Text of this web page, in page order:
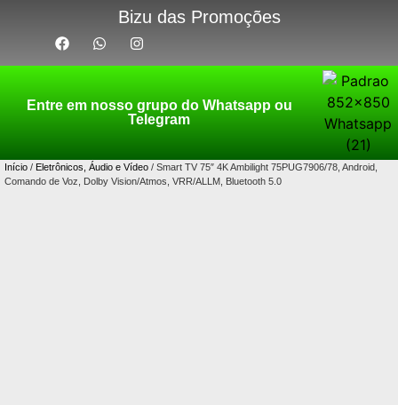
Bizu das Promoções
Entre em nosso grupo do Whatsapp ou
Telegram
Início / Eletrônicos, Áudio e Vídeo / Smart TV 75″ 4K Ambilight 75PUG7906/78, Android,
Comando de Voz, Dolby Vision/Atmos, VRR/ALLM, Bluetooth 5.0